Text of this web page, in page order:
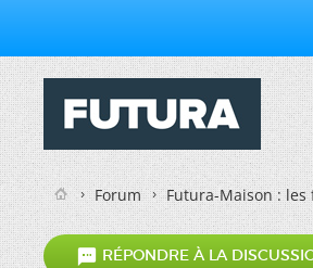
Forum Futura-Maison :
 RÉPONDRE À LA